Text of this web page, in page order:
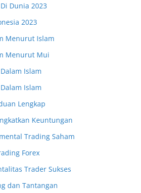
Dunia 2023
2023
Menurut Islam
Menurut Mui
Islam
Islam
Lengkap
Keuntungan
Trading Saham
Forex
Trader Sukses
dan Tantangan